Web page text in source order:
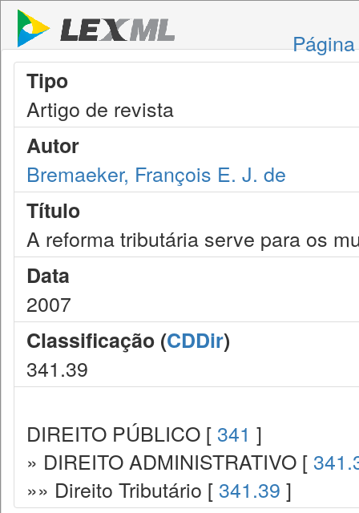
Tipo
Artigo de revista
Autor
Bremaeker, François E. J. de
Título
A reforma tributária serve para os
Data
2007
Classificação (CDDir)
341.39
DIREITO PÚBLICO [ 341 ]
» DIREITO ADMINISTRATIVO [
»» Direito Tributário [ 341.39 ]